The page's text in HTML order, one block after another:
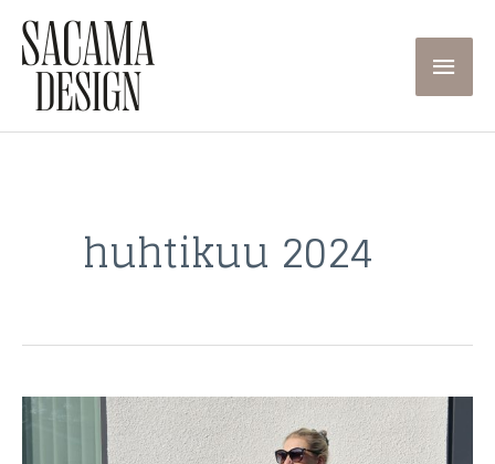
Siirry
sisältöön
huhtikuu 2024